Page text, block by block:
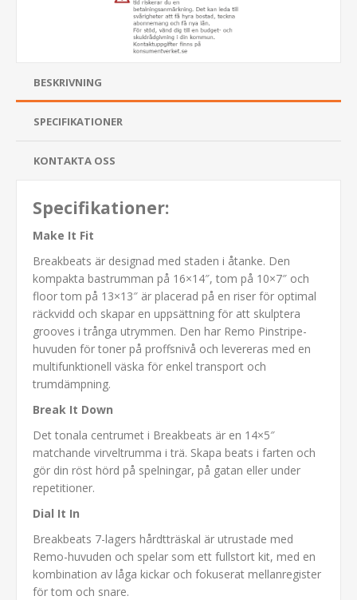
BESKRIVNING
SPECIFIKATIONER
KONTAKTA OSS
Specifikationer:
Make It Fit
Breakbeats är designad med staden i åtanke. Den
kompakta bastrumman på 16×14″, tom på 10×7″ och
floor tom på 13×13″ är placerad på en riser för optimal
räckvidd och skapar en uppsättning för att skulptera
grooves i trånga utrymmen. Den har Remo Pinstripe-
huvuden för toner på proffsnivå och levereras med en
multifunktionell väska för enkel transport och
trumdämpning.
Break It Down
Det tonala centrumet i Breakbeats är en 14×5″
matchande virveltrumma i trä. Skapa beats i farten och
gör din röst hörd på spelningar, på gatan eller under
repetitioner.
Dial It In
Breakbeats 7-lagers hårdtträskal är utrustade med
Remo-huvuden och spelar som ett fullstort kit, med en
kombination av låga kickar och fokuserat mellanregister
för tom och snare.